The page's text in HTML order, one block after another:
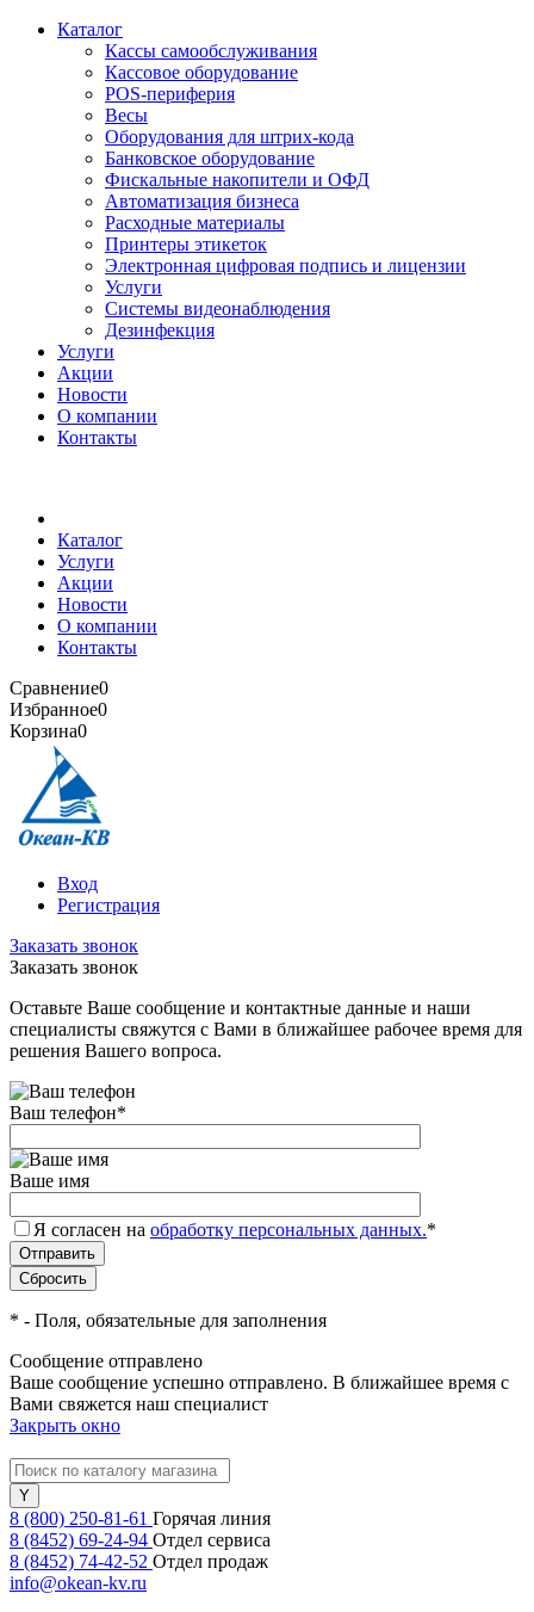
Каталог
Кассы самообслуживания
Кассовое оборудование
POS-периферия
Весы
Оборудования для штрих-кода
Банковское оборудование
Фискальные накопители и ОФД
Автоматизация бизнеса
Расходные материалы
Принтеры этикеток
Электронная цифровая подпись и лицензии
Услуги
Системы видеонаблюдения
Дезинфекция
Услуги
Акции
Новости
О компании
Контакты
Каталог
Услуги
Акции
Новости
О компании
Контакты
Сравнение0
Избранное0
Корзина0
Вход
Регистрация
Заказать звонок
Заказать звонок
Оставьте Ваше сообщение и контактные данные и наши
специалисты свяжутся с Вами в ближайшее рабочее время для
решения Вашего вопроса.
Ваш телефон*
Ваше имя
Я согласен на обработку персональных данных.*
* - Поля, обязательные для заполнения
Сообщение отправлено
Ваше сообщение успешно отправлено. В ближайшее время с
Вами свяжется наш специалист
Закрыть окно
8 (800) 250-81-61 Горячая линия
8 (8452) 69-24-94 Отдел сервиса
8 (8452) 74-42-52 Отдел продаж
info@okean-kv.ru